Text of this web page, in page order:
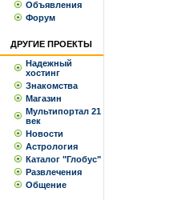
Объявления
Форум
ДРУГИЕ ПРОЕКТЫ
Надежный
хостинг
Знакомства
Магазин
Мультипортал 21
век
Новости
Астрология
Каталог "Глобус"
Развлечения
Общение